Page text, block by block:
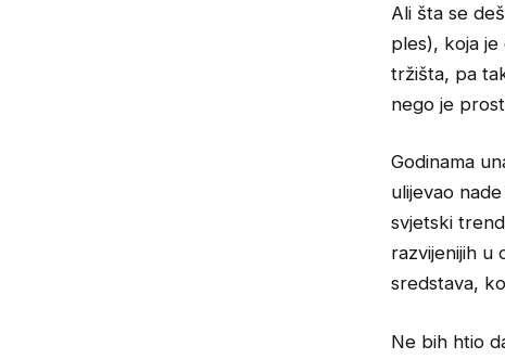
Ali šta se
ples), koja
tržišta, pa
nego je
Godinama
ulijevao
svjetski
razvijenijih u
sredstava,
Ne bih htio